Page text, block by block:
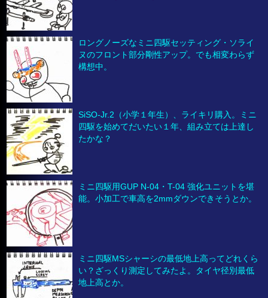
ロングノーズなミニ四駆セッティング・ソライ
ヌのフロント部分剛性アップ。でも相変わらず
構想中。
SiSO-Jr.2（小学１年生）、ライキリ購入。ミニ
四駆を始めてだいたい１年、組み立ては上達し
たかな？
ミニ四駆用GUP N-04・T-04 強化ユニットを堪
能。小加工で車高を2mmダウンできそうとか。
ミニ四駆MSシャーシの最低地上高ってどれくら
い？ざっくり測定してみたよ。タイヤ径別最低
地上高とか。